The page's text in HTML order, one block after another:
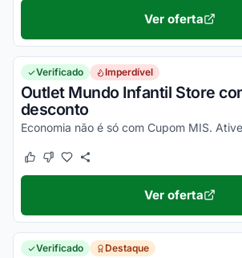
Ver oferta
Verificado Imperdível
Outlet Mundo Infantil Store
desconto
Este cupom funcionou
Este cupom não funcionou
Ver oferta
Verificado Destaque